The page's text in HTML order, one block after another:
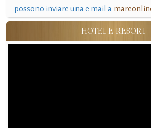
possono inviare una e mail a
HOTEL E RESORT